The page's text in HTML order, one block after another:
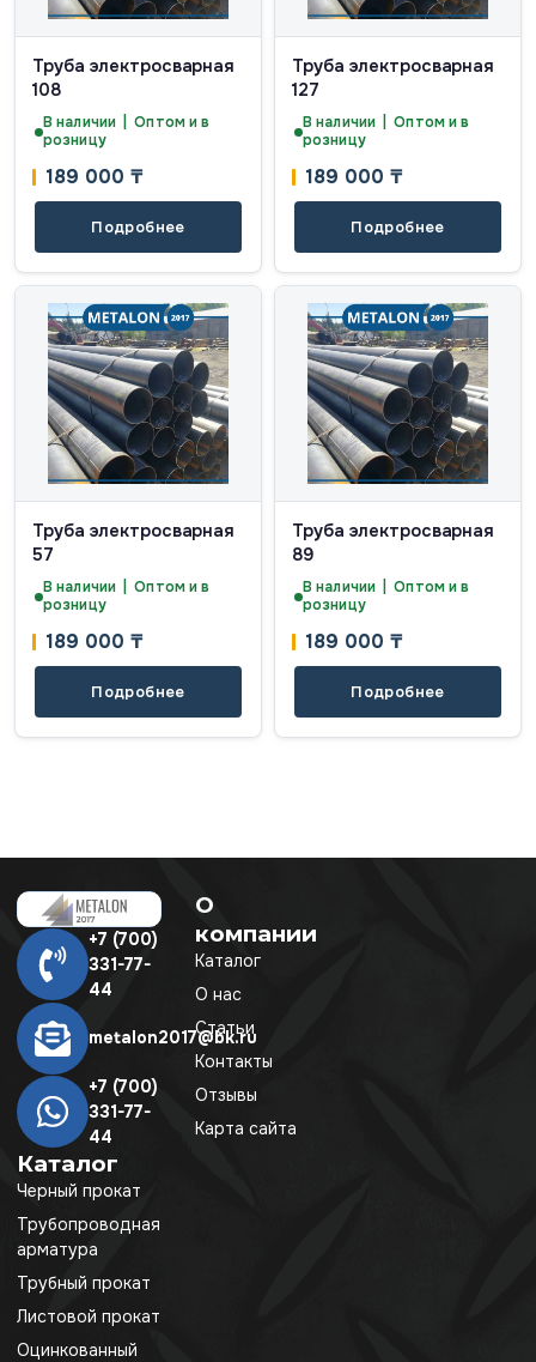
Труба электросварная
108
В наличии | Оптом и в
розницу
189 000 ₸
Подробнее
Труба электросварная
127
В наличии | Оптом и в
розницу
189 000 ₸
Подробнее
Труба электросварная
57
В наличии | Оптом и в
розницу
189 000 ₸
Подробнее
Труба электросварная
89
В наличии | Оптом и в
розницу
189 000 ₸
Подробнее
+7 (700)
331-77-
44
metalon2017@bk.ru
+7 (700)
331-77-
44
Каталог
Черный прокат
Трубопроводная
арматура
Трубный прокат
Листовой прокат
Оцинкованный
О
компании
Каталог
О нас
Статьи
Контакты
Отзывы
Карта сайта